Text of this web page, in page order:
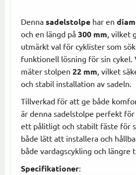
Denna sadelstolpe har en
och en längd på 300 mm, vilket
utmärkt val för cyklister som
funktionell lösning för sin cykel.
mäter stolpen 22 mm, vilket
och stabil installation av sadeln.
Tillverkad för att ge både
är denna sadelstolpe perfekt
ett pålitligt och stabilt fäste för
både lätt att installera och
både vardagscykling och längre
Specifikationer: